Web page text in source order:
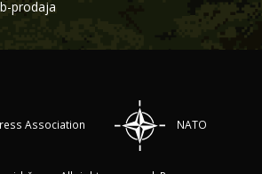
prodaja
Association NATO